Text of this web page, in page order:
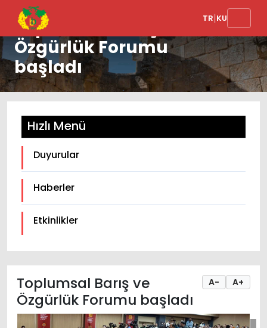
TR|KU
Toplumsal Barış ve
Özgürlük Forumu
başladı
Hızlı Menü
Duyurular
Haberler
Etkinlikler
A- A+
Toplumsal Barış ve
Özgürlük Forumu başladı